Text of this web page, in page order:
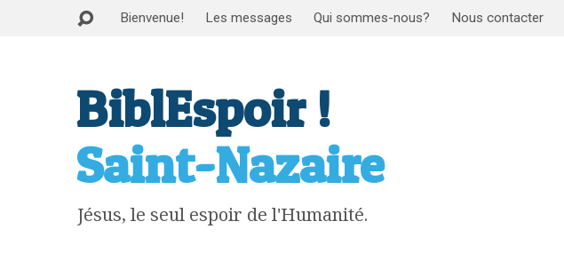
Bienvenue! Les messages Qui sommes-nous? Nous contacter
BiblEspoir !
Saint-Nazaire
Jésus, le seul espoir de l'Humanité.